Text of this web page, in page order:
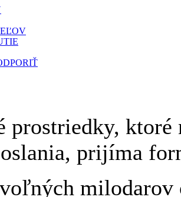
prostriedky,
prijíma